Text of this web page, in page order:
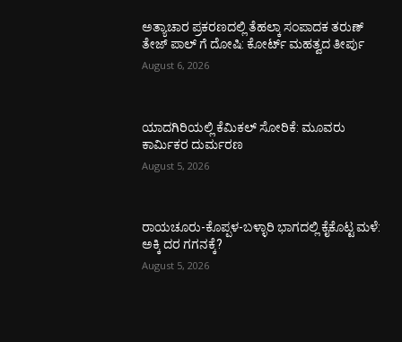
ಅತ್ಯಾಚಾರ ಪ್ರಕರಣದಲ್ಲಿ ತೆಹಲ್ಕಾ ಸಂಪಾದಕ ತರುಣ್‌
ತೇಜ್‌ ಪಾಲ್‌ ಗೆ ದೋಷಿ: ಕೋರ್ಟ್‌ ಮಹತ್ವದ ತೀರ್ಪು
August 6, 2026
ಯಾದಗಿರಿಯಲ್ಲಿ ಕೆಮಿಕಲ್ ಸೋರಿಕೆ: ಮೂವರು
ಕಾರ್ಮಿಕರ ದುರ್ಮರಣ
August 5, 2026
ರಾಯಚೂರು-ಕೊಪ್ಪಳ-ಬಳ್ಳಾರಿ ಭಾಗದಲ್ಲಿ ಕೈಕೊಟ್ಟ ಮಳೆ:
ಅಕ್ಕಿ ದರ ಗಗನಕ್ಕೆ?
August 5, 2026